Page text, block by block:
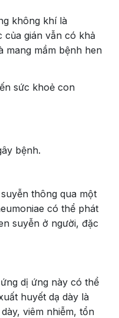
không khí là
của gián vẫn có khả
mang mầm bệnh hen
sức khoẻ con
bệnh.
thông qua một
có thể phát
suyễn ở người, đặc
dị ứng này có thể
huyết dạ dày là
viêm nhiễm, tổn